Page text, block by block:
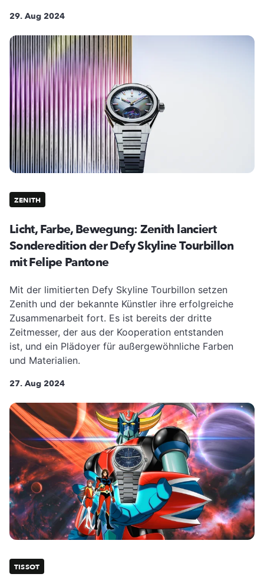
29. Aug 2024
ZENITH
Licht, Farbe, Bewegung: Zenith lanciert
Sonderedition der Defy Skyline Tourbillon
mit Felipe Pantone
Mit der limitierten Defy Skyline Tourbillon setzen
Zenith und der bekannte Künstler ihre erfolgreiche
Zusammenarbeit fort. Es ist bereits der dritte
Zeitmesser, der aus der Kooperation entstanden
ist, und ein Plädoyer für außergewöhnliche Farben
und Materialien.
27. Aug 2024
TISSOT